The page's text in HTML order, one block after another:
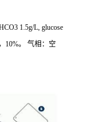
1.5g/L, glucose
10%。
气相：空